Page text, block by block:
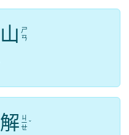
山 ㄕ
ㄢ
解 ㄐ
ㄧ
ㄝ
ˇ